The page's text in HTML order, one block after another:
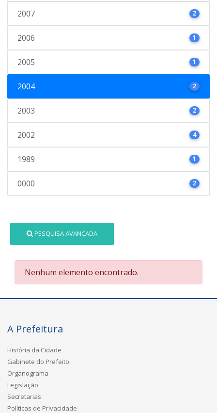
2007 2
2006 1
2005 1
2004 2
2003 2
2002 4
1989 1
0000 2
PESQUISA AVANÇADA
Nenhum elemento encontrado.
A Prefeitura
História da Cidade
Gabinete do Prefeito
Organograma
Legislação
Secretarias
Políticas de Privacidade